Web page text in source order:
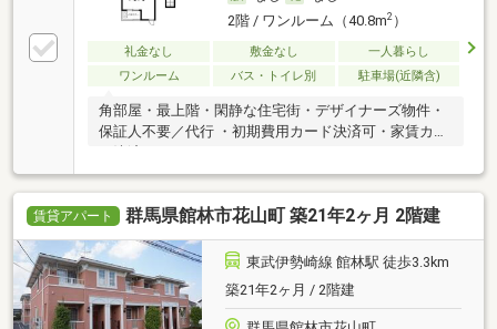
2階 / ワンルーム（40.8m2）
礼金なし 敷金なし
一人暮らし
ワンルーム
バス・トイレ別 駐車場(近隣含)
角部屋・最上階・閑静な住宅街・デザイナーズ物件・
保証人不要／代行 ・初期費用カード決済可・家賃カー
賃貸アパート 群馬県館林市花山町 築21年2ヶ月 2階建
東武伊勢崎線 館林駅 徒歩3.3km
築21年2ヶ月 / 2階建